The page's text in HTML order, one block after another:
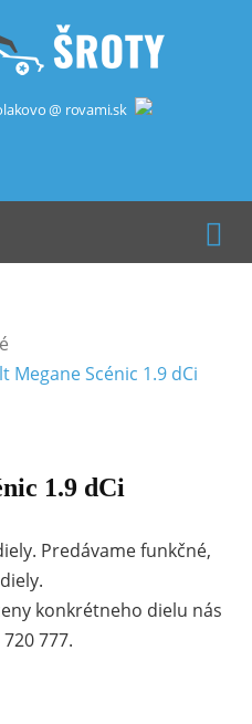
@ rovami.sk
Megane Scénic 1.9 dCi
1.9 dCi
Predávame funkčné,
konkrétneho dielu nás
777.